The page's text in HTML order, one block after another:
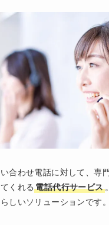
合わせ電話に対して、専
くれる電話代行サービス
しいソリューションです。